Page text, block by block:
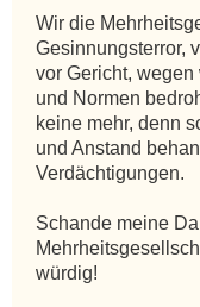
Wir die
Gesinnungsterror,
vor Gericht,
und Normen
keine mehr, denn
und Anstand
Verdächtigungen.
Schande meine
würdig!